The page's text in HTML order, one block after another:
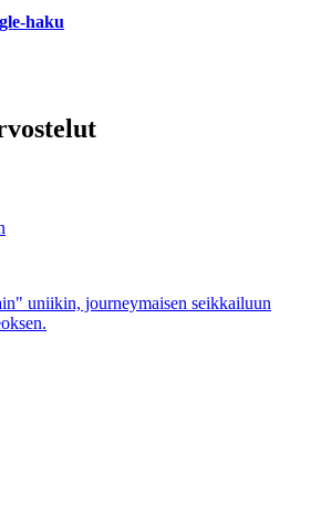
haku
uniikin, journeymaisen seikkailuun